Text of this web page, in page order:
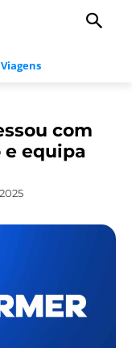
Viagens
com
equipa